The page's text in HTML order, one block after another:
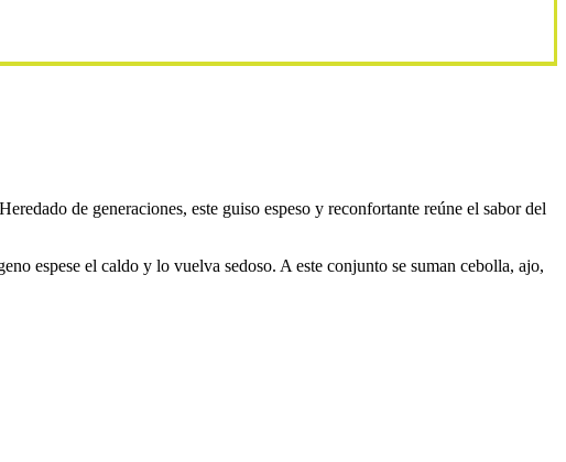
de generaciones, este guiso espeso y reconfortante reúne el sabor del
espese el caldo y lo vuelva sedoso. A este conjunto se suman cebolla, ajo,